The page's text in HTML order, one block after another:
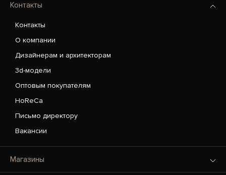
Контакты
Контакты
О компании
Дизайнерам и архитекторам
3d-модели
Оптовым покупателям
HoReCa
Письмо директору
Вакансии
Магазины